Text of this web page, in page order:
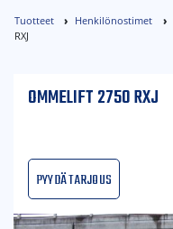
Tuotteet Henkilönostimet
RXJ
OMMELIFT 2750 RXJ
Pyydä tarjous